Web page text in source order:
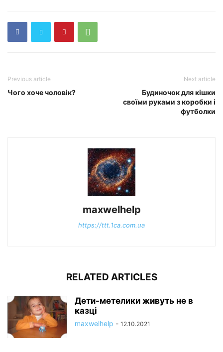
Previous article
Чого хоче чоловік?
Next article
Будиночок для кішки
своїми руками з коробки і
футболки
maxwelhelp
https://ttt.1ca.com.ua
RELATED ARTICLES
Дети-метелики живуть не в
казці
maxwelhelp - 12.10.2021